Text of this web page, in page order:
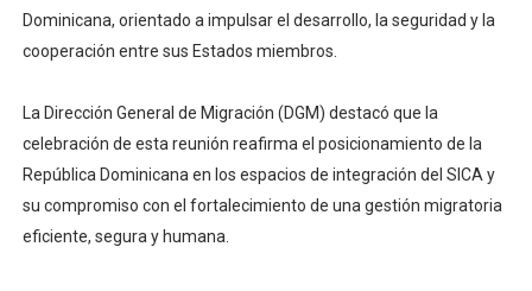
Dominicana, orientado a impulsar el desarrollo, la seguridad y la
cooperación entre sus Estados miembros.
La Dirección General de Migración (DGM) destacó que la
celebración de esta reunión reafirma el posicionamiento de la
República Dominicana en los espacios de integración del SICA y
su compromiso con el fortalecimiento de una gestión migratoria
eficiente, segura y humana.